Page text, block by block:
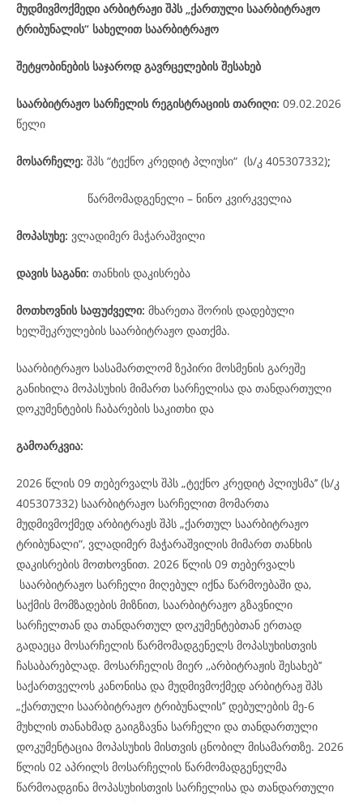
მუდმივმოქმედი არბიტრაჟი შპს „ქართული საარბიტრაჟო
ტრიბუნალის“ სახელით საარბიტრაჟო
შეტყობინების საჯაროდ გავრცელების შესახებ
საარბიტრაჟო სარჩელის რეგისტრაციის თარიღი: 09.02.2026
წელი
მოსარჩელე: შპს “ტექნო კრედიტ პლიუსი“ (ს/კ 405307332);
წარმომადგენელი – ნინო კვირკველია
მოპასუხე: ვლადიმერ მაჭარაშვილი
დავის საგანი: თანხის დაკისრება
მოთხოვნის საფუძველი: მხარეთა შორის დადებული
ხელშეკრულების საარბიტრაჟო დათქმა.
საარბიტრაჟო სასამართლომ ზეპირი მოსმენის გარეშე
განიხილა მოპასუხის მიმართ სარჩელისა და თანდართული
დოკუმენტების ჩაბარების საკითხი და
გამოარკვია:
2026 წლის 09 თებერვალს შპს „ტექნო კრედიტ პლიუსმა’’ (ს/კ
405307332) საარბიტრაჟო სარჩელით მომართა
მუდმივმოქმედ არბიტრაჟს შპს „ქართულ საარბიტრაჟო
ტრიბუნალი“, ვლადიმერ მაჭარაშვილის მიმართ თანხის
დაკისრების მოთხოვნით. 2026 წლის 09 თებერვალს
საარბიტრაჟო სარჩელი მიღებულ იქნა წარმოებაში და,
საქმის მომზადების მიზნით, საარბიტრაჟო გზავნილი
სარჩელთან და თანდართულ დოკუმენტებთან ერთად
გადაეცა მოსარჩელის წარმომადგენელს მოპასუხისთვის
ჩასაბარებლად. მოსარჩელის მიერ ,,არბიტრაჟის შესახებ’’
საქართველოს კანონისა და მუდმივმოქმედ არბიტრაჟ შპს
„ქართული საარბიტრაჟო ტრიბუნალის’’ დებულების მე-6
მუხლის თანახმად გაიგზავნა სარჩელი და თანდართული
დოკუმენტაცია მოპასუხის მისთვის ცნობილ მისამართზე. 2026
წლის 02 აპრილს მოსარჩელის წარმომადგენელმა
წარმოადგინა მოპასუხისთვის სარჩელისა და თანდართული